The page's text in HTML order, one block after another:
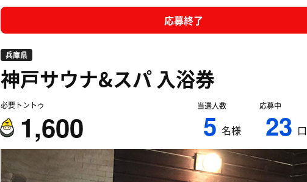
応募終了
兵庫県
神戸サウナ&スパ入浴券
必要トントゥ
1,600
当選人数
5 名様
応募中
23 口